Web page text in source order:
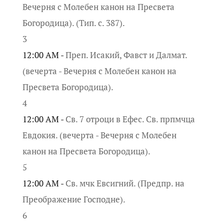
Вечерня с Молебен канон на Пресвета
Богородица). (Тип. с. 387).
3
12:00 AM -Преп. Исакий, Фавст и Далмат.
(вечерта - Вечерня с Молебен канон на
Пресвета Богородица).
4
12:00 AM - Св. 7 отроци в Ефес. Св. прпмчца
Евдокия. (вечерта - Вечерня с Молебен
канон на Пресвета Богородица).
5
12:00 AM - Св. мчк Евсигний. (Предпр. на
Преображение Господне).
6